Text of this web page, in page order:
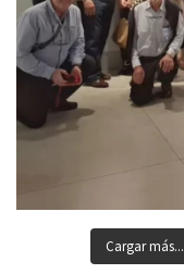
Cargar más...